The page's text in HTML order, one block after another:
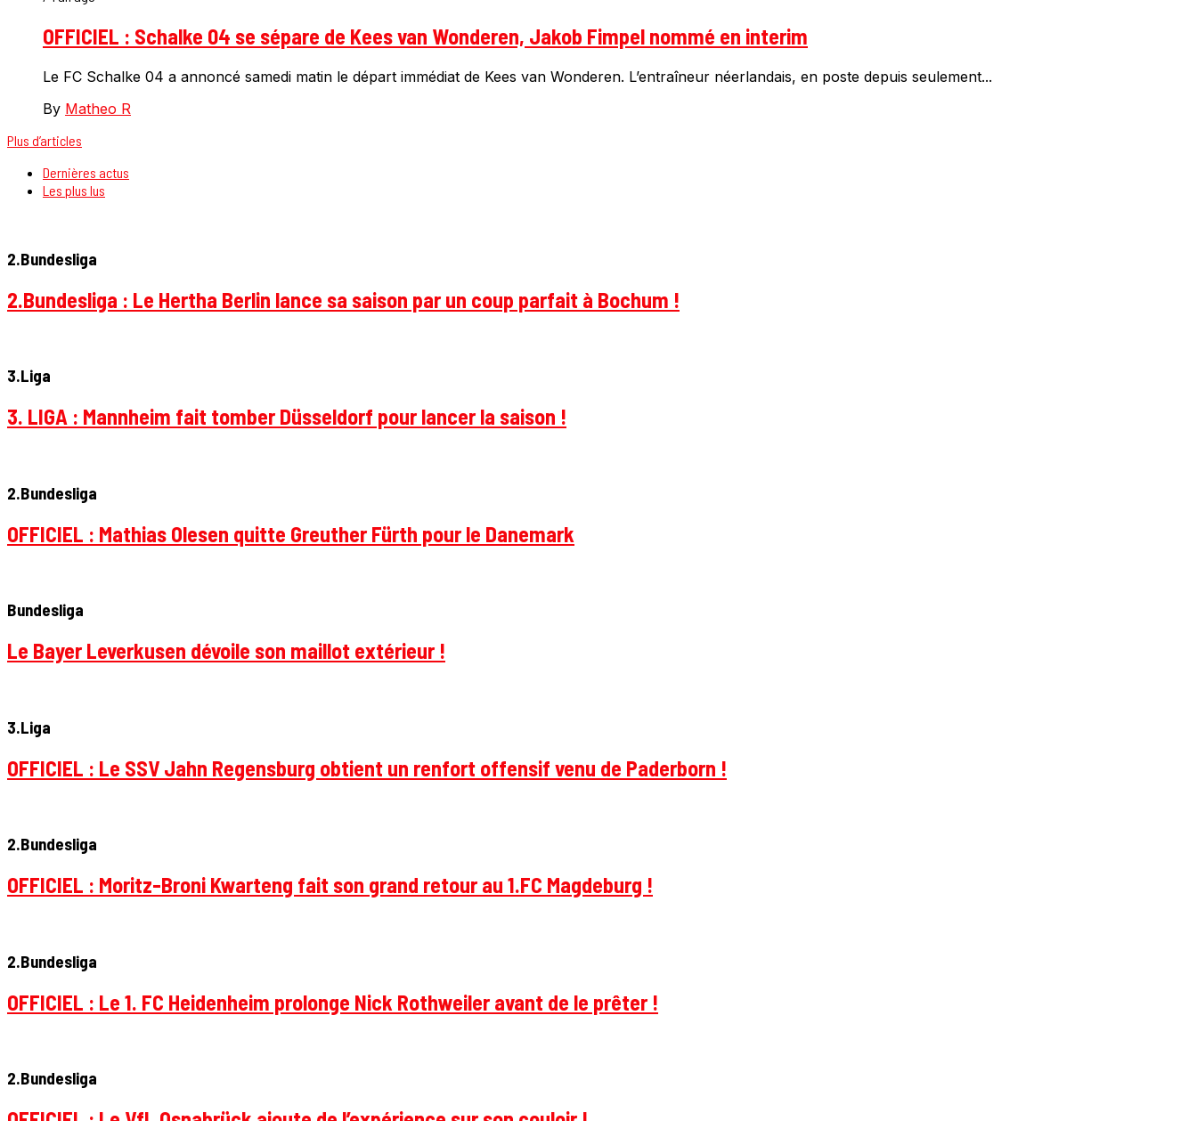
OFFICIEL : Schalke 04 se sépare de Kees van Wonderen, Jakob Fimpel nommé en interim
Le FC Schalke 04 a annoncé samedi matin le départ immédiat de Kees van Wonderen. L’entraîneur néerlandais, en poste depuis seulement...
By Matheo R
Plus d’articles
Dernières actus
Les plus lus
2.Bundesliga
2.Bundesliga : Le Hertha Berlin lance sa saison par un coup parfait à Bochum !
3.Liga
3. LIGA : Mannheim fait tomber Düsseldorf pour lancer la saison !
2.Bundesliga
OFFICIEL : Mathias Olesen quitte Greuther Fürth pour le Danemark
Bundesliga
Le Bayer Leverkusen dévoile son maillot extérieur !
3.Liga
OFFICIEL : Le SSV Jahn Regensburg obtient un renfort offensif venu de Paderborn !
2.Bundesliga
OFFICIEL : Moritz-Broni Kwarteng fait son grand retour au 1.FC Magdeburg !
2.Bundesliga
OFFICIEL : Le 1. FC Heidenheim prolonge Nick Rothweiler avant de le prêter !
2.Bundesliga